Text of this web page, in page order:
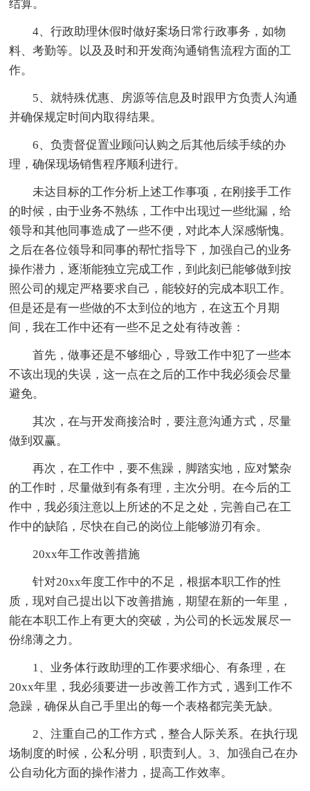
结算。
4、行政助理休假时做好案场日常行政事务，如物
料、考勤等。以及及时和开发商沟通销售流程方面的工
作。
5、就特殊优惠、房源等信息及时跟甲方负责人沟通
并确保规定时间内取得结果。
6、负责督促置业顾问认购之后其他后续手续的办
理，确保现场销售程序顺利进行。
未达目标的工作分析上述工作事项，在刚接手工作
的时候，由于业务不熟练，工作中出现过一些纰漏，给
领导和其他同事造成了一些不便，对此本人深感惭愧。
之后在各位领导和同事的帮忙指导下，加强自己的业务
操作潜力，逐渐能独立完成工作，到此刻已能够做到按
照公司的规定严格要求自己，能较好的完成本职工作。
但是还是有一些做的不太到位的地方，在这五个月期
间，我在工作中还有一些不足之处有待改善：
首先，做事还是不够细心，导致工作中犯了一些本
不该出现的失误，这一点在之后的工作中我必须会尽量
避免。
其次，在与开发商接洽时，要注意沟通方式，尽量
做到双赢。
再次，在工作中，要不焦躁，脚踏实地，应对繁杂
的工作时，尽量做到有条有理，主次分明。在今后的工
作中，我必须注意以上所述的不足之处，完善自己在工
作中的缺陷，尽快在自己的岗位上能够游刃有余。
20xx年工作改善措施
针对20xx年度工作中的不足，根据本职工作的性
质，现对自己提出以下改善措施，期望在新的一年里，
能在本职工作上有更大的突破，为公司的长远发展尽一
份绵薄之力。
1、业务体行政助理的工作要求细心、有条理，在
20xx年里，我必须要进一步改善工作方式，遇到工作不
急躁，确保从自己手里出的每一个表格都完美无缺。
2、注重自己的工作方式，整合人际关系。在执行现
场制度的时候，公私分明，职责到人。3、加强自己在办
公自动化方面的操作潜力，提高工作效率。